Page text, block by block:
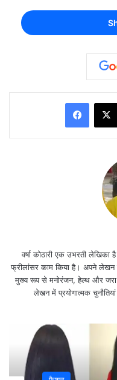
लेबर डे/मजदूर
भविष्य की पूरी
🌍 1 मई का
वर्षा कोठारी एक उभरती
फ्रीलांसर काम किया है। अपने लेखन
मुख्य रूप से मनोरंजन, हेल्थ और
लेखन में प्रयोगात्मक